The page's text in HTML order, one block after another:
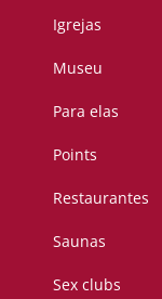
Igrejas
Museu
Para elas
Points
Restaurantes
Saunas
Sex clubs